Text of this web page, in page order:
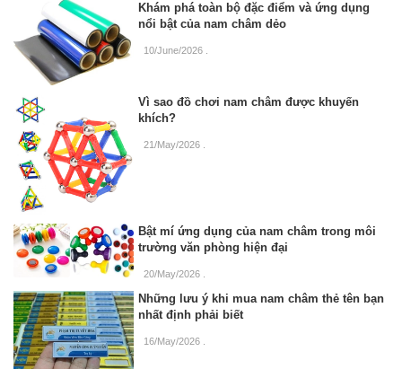
Khám phá toàn bộ đặc điểm và ứng dụng
nổi bật của nam châm dẻo
10/June/2026 .
Vì sao đồ chơi nam châm được khuyến
khích?
21/May/2026
Bật mí ứng dụng của nam châm trong môi
trường văn phòng hiện đại
20/May/2026
Những lưu ý khi mua nam châm thẻ tên bạn
nhất định phải biết
16/May/2026